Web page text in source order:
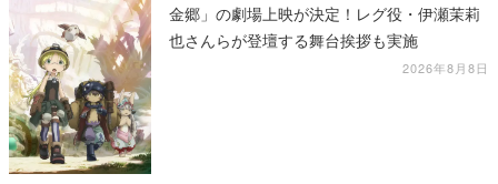
金郷」の劇場上映が決定！レグ役・伊瀬茉莉
也さんらが登壇する舞台挨拶も実施
2026年8月8日